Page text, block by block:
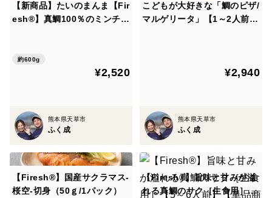
自然豊かな山々に囲まれた天草にある御所浦島という離
島で育てられてた魚ですので、餌にこだわり、管理の行
また、程よい脂ののりと旨味が凝縮されており、年間を
通して出荷することが出来ます。活きた真鯛を加工して
【新商品】たいのまんま【Fir
esh®】真鯛100％のミンチ
約600g
¥2,520
熊本県天草市
ふく成
こどもが大好きな「鯛のピザ/
マルゲリータ」【1～2人前】
¥2,940
熊本県天草市
ふく成
【Firesh®︎】国産サクラマス-
桜空-切身（50ｇ/1パック）
【Firesh®︎】旨味と甘みが溢
れる真鯛のサク［生食用］